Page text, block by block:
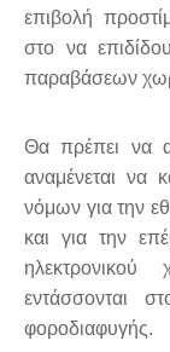
επιβολή
στο να
παραβάσεων
Θα πρέπει να
αναμένεται να
νόμων για την
και για την
εντάσσονται
φοροδιαφυγής.